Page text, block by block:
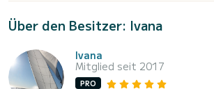
Über den Besitzer: Ivana
Ivana
Mitglied seit 2017
PRO